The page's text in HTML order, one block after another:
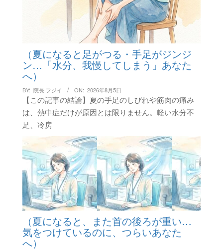
（夏になると足がつる・手足がジンジ
ン…「水分、我慢してしまう」あなた
へ）
BY: 院長 フジイ ON: 2026年8月5日
【この記事の結論】夏の手足のしびれや筋肉の痛み
は、熱中症だけが原因とは限りません。軽い水分不
足、冷房
（夏になると、また首の後ろが重い…
気をつけているのに、つらいあなた
へ）